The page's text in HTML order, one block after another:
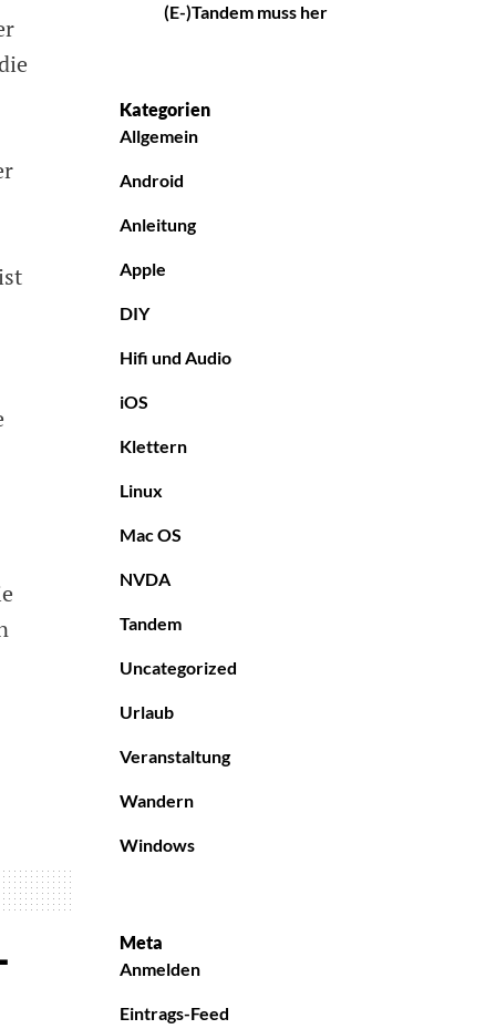
(E-)Tandem muss her
Kategorien
Allgemein
Android
Anleitung
Apple
DIY
Hifi und Audio
iOS
Klettern
Linux
Mac OS
NVDA
Tandem
Uncategorized
Urlaub
Veranstaltung
Wandern
Windows
Meta
Anmelden
Eintrags-Feed